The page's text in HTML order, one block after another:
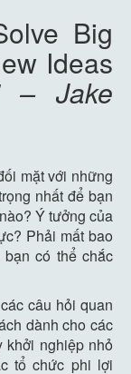
Big
Ideas
– Jake
mặt với những
nhất để bạn
Ý tưởng của
Phải mất bao
có thể chắc
câu hỏi quan
dành cho các
khởi nghiệp nhỏ
tổ chức phi lợi